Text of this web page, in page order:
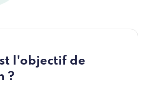
l'objectif de
?